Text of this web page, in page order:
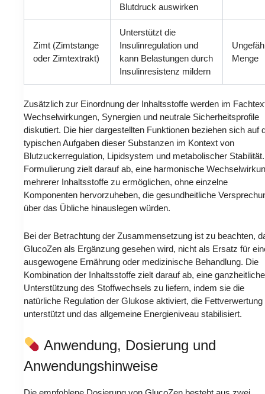
Blutdruck auswirken
Zimt (Zimtstange
oder Zimtextrakt)
Unterstützt die
Insulinregulation und
kann Belastungen durch
Insulinresistenz mildern
Menge
Zusätzlich zur Einordnung der Inhaltsstoffe werden im
Wechselwirkungen, Synergien und neutrale Sicherheitsprofile
diskutiert. Die hier dargestellten Funktionen beziehen sich auf
typischen Aufgaben dieser Substanzen im Kontext von
Blutzuckerregulation, Lipidsystem und metabolischer
Formulierung zielt darauf ab, eine harmonische
mehrerer Inhaltsstoffe zu ermöglichen, ohne einzelne
Komponenten hervorzuheben, die gesundheitliche
über das Übliche hinauslegen würden.
Bei der Betrachtung der Zusammensetzung ist zu beachten,
GlucoZen als Ergänzung gesehen wird, nicht als Ersatz für
ausgewogene Ernährung oder medizinische Behandlung. Die
Kombination der Inhaltsstoffe zielt darauf ab, eine ganzheitliche
Unterstützung des Stoffwechsels zu liefern, indem sie die
natürliche Regulation der Glukose aktiviert, die Fettverwertung
unterstützt und das allgemeine Energieniveau stabilisiert.
Anwendung, Dosierung und
Anwendungshinweise